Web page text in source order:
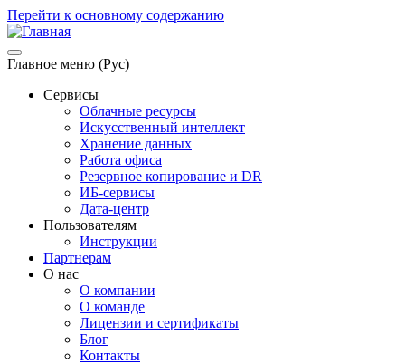
Перейти к основному содержанию
Главное меню (Рус)
Сервисы
Облачные ресурсы
Искусственный интеллект
Хранение данных
Работа офиса
Резервное копирование и DR
ИБ-сервисы
Дата-центр
Пользователям
Инструкции
Партнерам
О нас
О компании
О команде
Лицензии и сертификаты
Блог
Контакты